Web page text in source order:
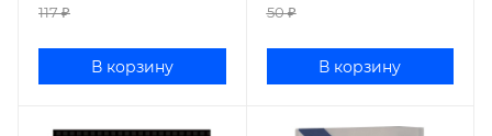
117₽
В корзину
50₽
В корзину